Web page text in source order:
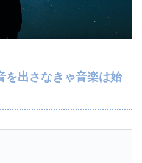
を出さなきゃ音楽は始